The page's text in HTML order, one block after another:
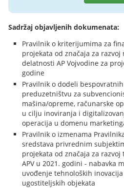
Sadržaj objavljenih dokumenata:
Pravilnik o kriterijumima za
projekata od značaja za razvoj
delatnosti AP Vojvodine za
godine
Pravilnik o dodeli
preduzetništvu za
mašina/opreme, računarske
u cilju inoviranja i
operacija u domenu
Pravilnik o izmenama
sredstava privrednim
projekata od značaja za
APV u 2021. godini - nabavka
uvođenje tehnoloških
ugostiteljskih objekata